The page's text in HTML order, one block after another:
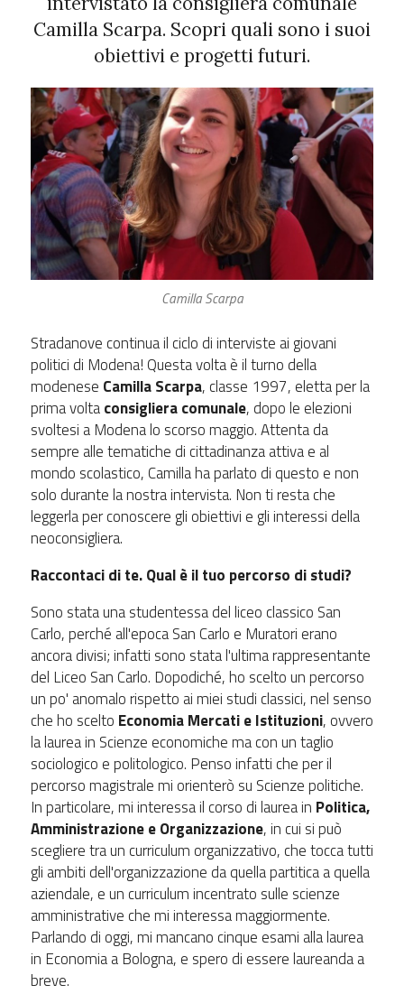
Camilla Scarpa. Scopri quali sono i suoi
obiettivi e progetti futuri.
Camilla Scarpa
Stradanove continua il ciclo di interviste ai giovani
politici di Modena! Questa volta è il turno della
modenese Camilla Scarpa, classe 1997, eletta per la
prima voltaconsigliera comunale, dopo le elezioni
svoltesi a Modena lo scorso maggio. Attenta da
sempre alle tematiche di cittadinanza attiva e al
mondo scolastico, Camilla ha parlato di questo e non
solo durante la nostra intervista. Non ti resta che
leggerla per conoscere gli obiettivi e gli interessi della
neoconsigliera.
Raccontaci di te. Qual è il tuo percorso di studi?
Sono stata una studentessa del liceo classico San
Carlo, perché all'epoca San Carlo e Muratori erano
ancora divisi; infatti sono stata l'ultima rappresentante
del Liceo San Carlo. Dopodiché, ho scelto un percorso
un po' anomalo rispetto ai miei studi classici, nel senso
che ho scelto Economia Mercati e Istituzioni, ovvero
la laurea in Scienze economiche ma con un taglio
sociologico e politologico. Penso infatti che per il
percorso magistrale mi orienterò su Scienze politiche.
In particolare, mi interessa il corso di laurea in Politica,
Amministrazione e Organizzazione, in cui si può
scegliere tra un curriculum organizzativo, che tocca tutti
gli ambiti dell'organizzazione da quella partitica a quella
aziendale, e un curriculum incentrato sulle scienze
amministrative che mi interessa maggiormente.
Parlando di oggi, mi mancano cinque esami alla laurea
in Economia a Bologna, e spero di essere laureanda a
breve.